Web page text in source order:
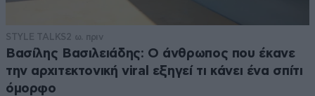
STYLE TALKS 2 ω. πριν
Βασίλης Βασιλειάδης: Ο άνθρωπος που έκανε
την αρχιτεκτονική viral εξηγεί τι κάνει ένα σπίτι
όμορφο